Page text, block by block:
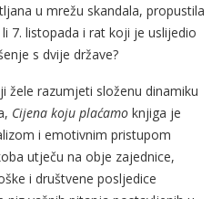
u mrežu skandala, propustila
7. listopada i rat koji je uslijedio
s dvije države?
žele razumjeti složenu dinamiku
Cijena koju plaćamo knjiga je
i emotivnim pristupom
utječu na obje zajednice,
i društvene posljedice